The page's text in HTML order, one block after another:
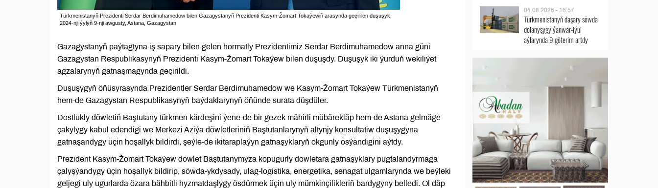
Türkmenistanyň Prezidenti Serdar Berdimuhamedow bilen Gazagystanyň Prezidenti Kasym-Žomart Tokaýewiň arasynda geçirilen duşuşyk,
2024-nji ýylyň 9-nji awgusty, Astana, Gazagystan
Gazagystanyň paýtagtyna iş sapary bilen gelen hormatly Prezidentimiz Serdar Berdimuhamedow anna güni
Gazagystan Respublikasynyň Prezidenti Kasym-Žomart Tokaýew bilen duşuşdy. Duşuşyk iki ýurduň wekiliýet
agzalarynyň gatnaşmagynda geçirildi.
Duşuşygyň öňüsyrasynda Prezidentler Serdar Berdimuhamedow we Kasym-Žomart Tokaýew Türkmenistanyň
hem-de Gazagystan Respublikasynyň baýdaklarynyň öňünde surata düşdüler.
Dostlukly döwletiň Baştutany türkmen kärdeşini ýene-de bir gezek mähirli mübärekläp hem-de Astana gelmäge
çakylygy kabul edendigi we Merkezi Aziýa döwletleriniň Baştutanlarynyň altynjy konsultatiw duşuşygyna
gatnaşandygy üçin hoşallyk bildirdi, şeýle-de ikitaraplaýyn gatnaşyklaryň okgunly ösýändigini aýtdy.
Prezident Kasym-Žomart Tokaýew döwlet Baştutanymyza köpugurly döwletara gatnaşyklary pugtalandyrmaga
çalyşýandygy üçin hoşallyk bildirip, söwda-ykdysady, ulag-logistika, energetika, senagat ulgamlarynda we beýleki
geljegi uly ugurlarda özara bähbitli hyzmatdaşlygy ösdürmek üçin uly mümkinçilikleriň bardygyny belledi. Ol däp
04.08.2026 - 16:57
Türkmenistanyň daşary söwda
dolanyşygy ýanwar-iýul
aýlarynda 9 göterim artdy